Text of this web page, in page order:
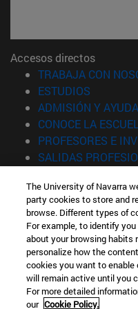
Accesos directos
TRABAJA CON
ESTUDIOS
ADMISIÓN Y
CONOCE LA
PROFESORES E
SALIDAS
Información
TFNO +34 943 21 98 77
¿QUÉ GRADO TE
¿QUÉ MÁSTER TE
© Universidad de Navarra
Información legal
The University of Navarra
party cookies to store and
browse. Different types of
For example, to identify
about your browsing habits
personalize how the
cookies you want to
will remain active until you
For more detailed
our Cookie Policy.